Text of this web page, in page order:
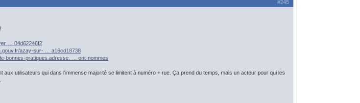
#245
… 04d62246f2
azay-sur- … a16cd18738
bonnes-pratiques.adresse. … ont-nommes
aux utilisateurs qui dans l'immense majorité se limitent à numéro + rue. Ça prend du temps, mais un acteur pour qui les